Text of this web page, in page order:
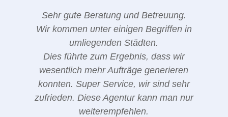
Sehr gute Beratung und Betreuung.
Wir kommen unter einigen Begriffen in
umliegenden Städten.
Dies führte zum Ergebnis, dass wir
wesentlich mehr Aufträge generieren
konnten. Super Service, wir sind sehr
zufrieden. Diese Agentur kann man nur
weiterempfehlen.